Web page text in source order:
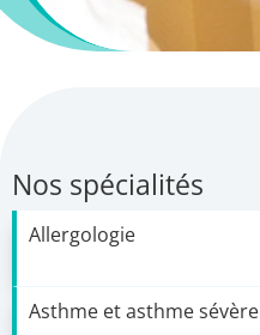
Nos spécialités
Allergologie
Asthme et asthme sévère